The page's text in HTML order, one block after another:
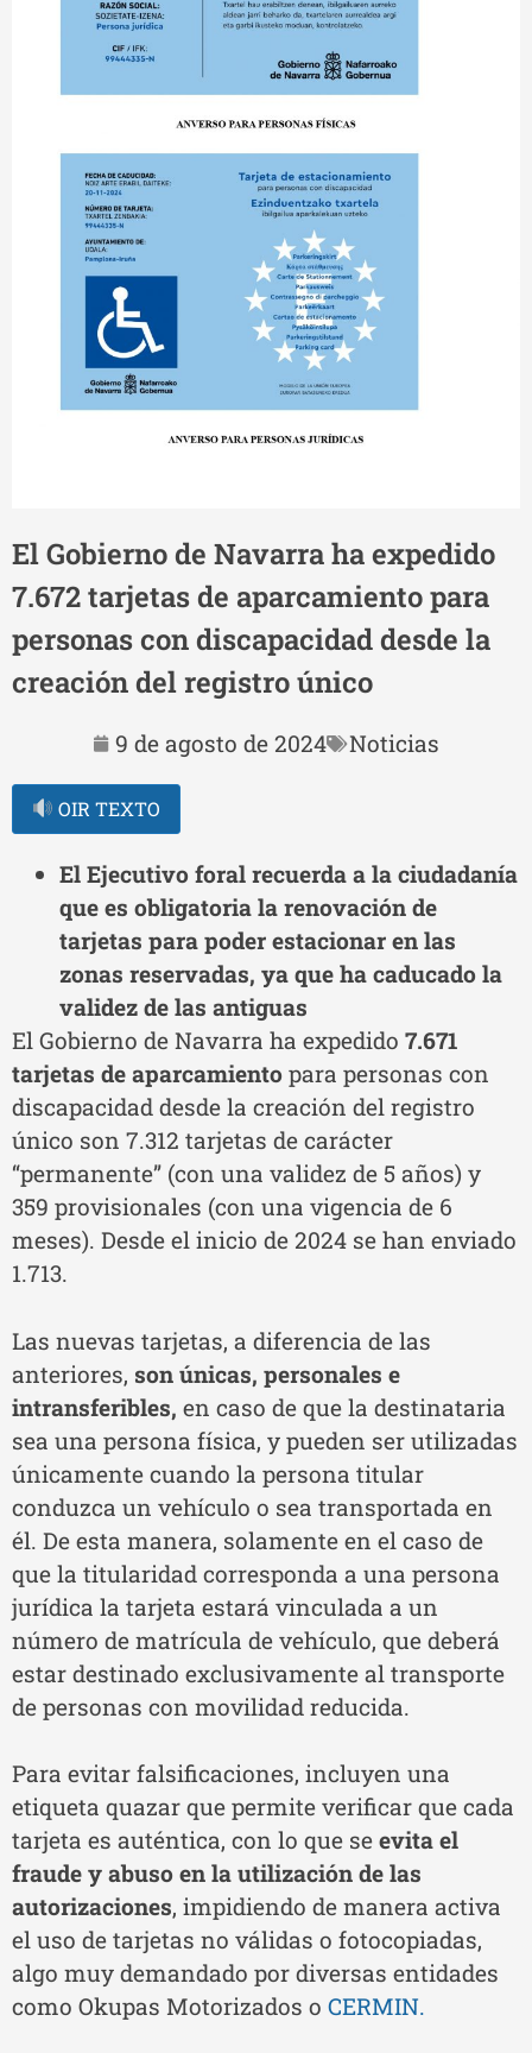
El Gobierno de Navarra ha expedido
7.672 tarjetas de aparcamiento para
personas con discapacidad desde la
creación del registro único
9 de agosto de 2024 Noticias
OIR TEXTO
El Ejecutivo foral recuerda a la ciudadanía
que es obligatoria la renovación de
tarjetas para poder estacionar en las
zonas reservadas, ya que ha caducado la
validez de las antiguas
El Gobierno de Navarra ha expedido 7.671
tarjetas de aparcamiento para personas con
discapacidad desde la creación del registro
único son 7.312 tarjetas de carácter
“permanente” (con una validez de 5 años) y
359 provisionales (con una vigencia de 6
meses). Desde el inicio de 2024 se han enviado
1.713.
Las nuevas tarjetas, a diferencia de las
anteriores, son únicas, personales e
intransferibles, en caso de que la destinataria
sea una persona física, y pueden ser utilizadas
únicamente cuando la persona titular
conduzca un vehículo o sea transportada en
él. De esta manera, solamente en el caso de
que la titularidad corresponda a una persona
jurídica la tarjeta estará vinculada a un
número de matrícula de vehículo, que deberá
estar destinado exclusivamente al transporte
de personas con movilidad reducida.
Para evitar falsificaciones, incluyen una
etiqueta quazar que permite verificar que cada
tarjeta es auténtica, con lo que se evita el
fraude y abuso en la utilización de las
autorizaciones, impidiendo de manera activa
el uso de tarjetas no válidas o fotocopiadas,
algo muy demandado por diversas entidades
como Okupas Motorizados o CERMIN.